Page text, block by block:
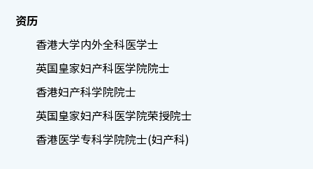
资历
香港大学内外全科医学士
英国皇家妇产科医学院院士
香港妇产科学院院士
英国皇家妇产科医学院荣授院士
香港医学专科学院院士(妇产科)